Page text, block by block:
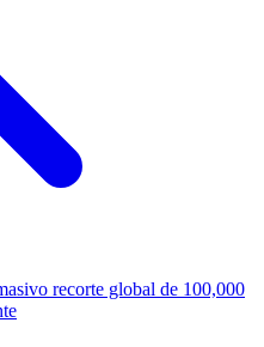
recorte global de 100,000